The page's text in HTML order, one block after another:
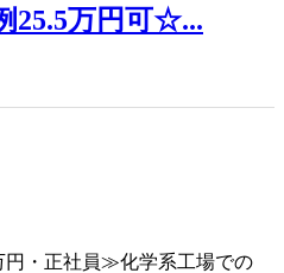
25.5万円可☆...
円・正社員≫化学系工場での